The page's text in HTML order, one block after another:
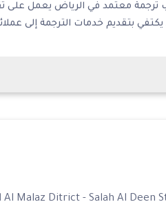
معتمد في الرياض يعمل على
بتقديم خدمات الترجمة إلى